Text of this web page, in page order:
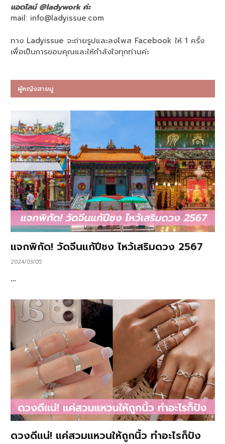
แอดไลน์ @ladywork ค่ะ
mail: info@ladyissue.com
ทาง Ladyissue จะถ่ายรูปและลงโพส Facebook ให้ 1 ครั้ง
เพื่อเป็นการขอบคุณและให้กำลังใจทุกท่านค่ะ
ผู้หญิงสายมู
แจกพิกัด! วัดจีนแก้ปีชง ไหว้เสริมดวง 2567
2024/03/05
…
ดวงดีแน่! แค่สวมแหวนให้ถูกนิ้ว ทำอะไรก็ปัง